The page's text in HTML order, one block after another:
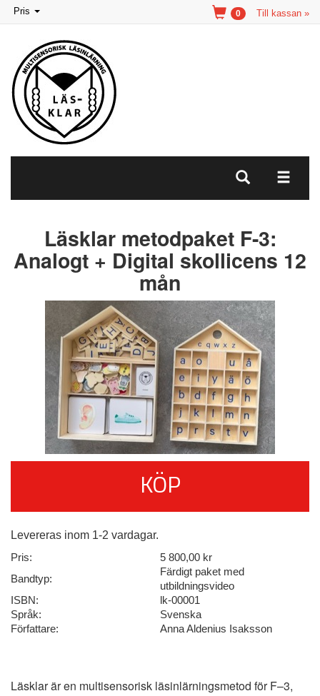
Toggle
navigation
Pris Till kassan »
0
Läsklar metodpaket F-3:
Analogt + Digital skollicens 12
mån
KÖP
Levereras inom 1-2 vardagar.
Pris:
5 800,00 kr
Bandtyp:
Färdigt paket med
utbildningsvideo
ISBN:
lk-00001
Språk:
Svenska
Författare:
Anna Aldenius Isaksson
Läsklar är en multisensorisk läsinlärningsmetod för F–3,